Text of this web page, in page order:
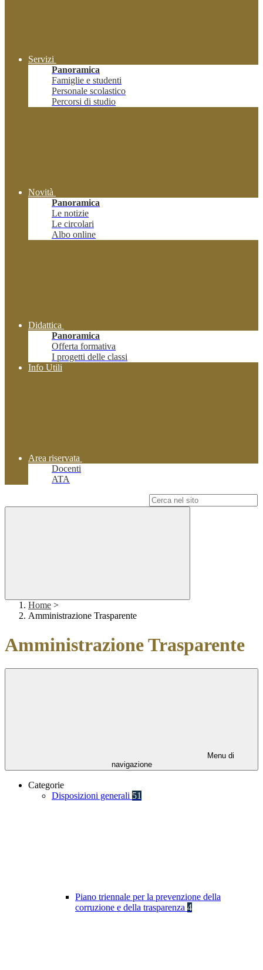
Servizi
Panoramica
Famiglie e studenti
Personale scolastico
Percorsi di studio
Novità
Panoramica
Le notizie
Le circolari
Albo online
Didattica
Panoramica
Offerta formativa
I progetti delle classi
Info Utili
Area riservata
Docenti
ATA
Home >
Amministrazione Trasparente
Amministrazione Trasparente
Menu di
navigazione
Categorie
Disposizioni generali 51
Piano triennale per la prevenzione della
corruzione e della trasparenza 4